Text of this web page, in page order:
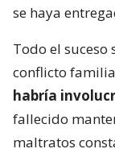
se haya
Todo el
conflicto
habría
fallecido
maltratos